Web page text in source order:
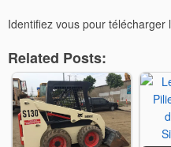
Identifiez vous pour télécharger
Related Posts: